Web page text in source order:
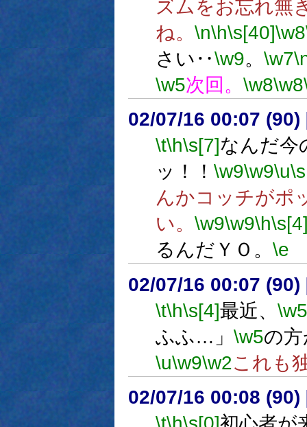
ズムをお忘れ無
ね。 \n\h\s[40]\w8
さい‥\w9。 \w7
\w5次回。 \w8\w8
02/07/16 00:07 (90)
\t\h\s[7]なんだ
ッ！！ \w9\w9\u
んかコッチがポ
い。 \w9\w9\h
るんだＹＯ。 \e
02/07/16 00:07 (90)
\t\h\s[4]最近、 \w5
ふふ…」 \w5の
\u\w9\w2これも
02/07/16 00:08 (90)